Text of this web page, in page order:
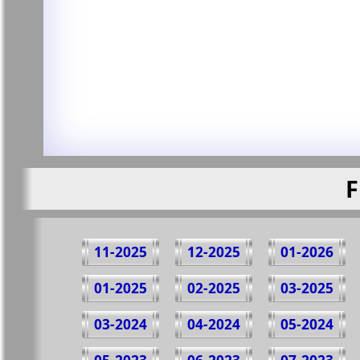
01-2026
12-2025
11-2025
03-2025
02-2025
01-2025
05-2024
04-2024
03-2024